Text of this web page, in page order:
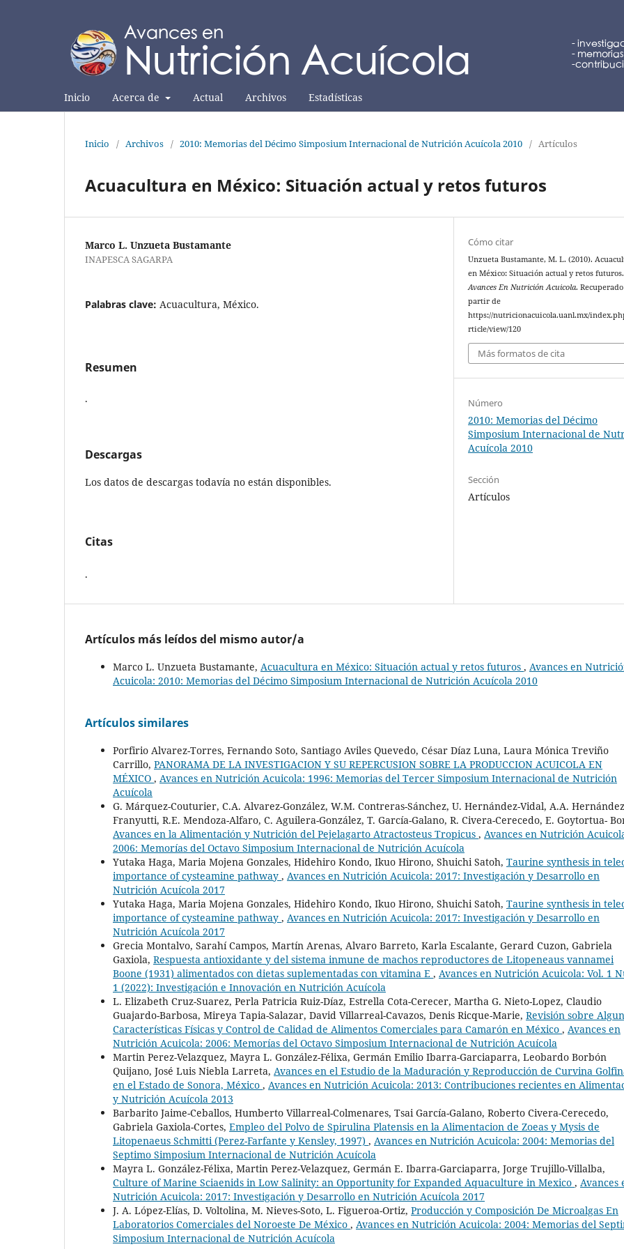
Inicio Acerca de Actual Archivos Estadísticas
Inicio / Archivos / 2010: Memorias del Décimo Simposium Internacional de Nutrición Acuícola 2010 / Artículos
Acuacultura en México: Situación actual y retos futuros
Marco L. Unzueta Bustamante
INAPESCA SAGARPA
Palabras clave: Acuacultura, México.
Resumen
.
Descargas
Los datos de descargas todavía no están disponibles.
Citas
.
Cómo citar
Unzueta Bustamante, M. L. (2010).
en México: Situación actual y retos futuros.
Avances En Nutrición Acuicola.
partir de
https://nutricionacuicola.uanl.mx/
rticle/view/120
Más formatos de cita
Número
2010: Memorias del Décimo
Simposium Internacional de
Acuícola 2010
Sección
Artículos
Artículos más leídos del mismo autor/a
Marco L. Unzueta Bustamante, Acuacultura en México: Situación actual y retos futuros , Avances en
Acuicola: 2010: Memorias del Décimo Simposium Internacional de Nutrición Acuícola 2010
Artículos similares
Porfirio Alvarez-Torres, Fernando Soto, Santiago Aviles Quevedo, César Díaz Luna, Laura Mónica Treviño
Carrillo, PANORAMA DE LA INVESTIGACION Y SU REPERCUSION SOBRE LA PRODUCCION ACUICOLA EN
MÉXICO , Avances en Nutrición Acuicola: 1996: Memorias del Tercer Simposium Internacional de Nutrición
Acuícola
G. Márquez-Couturier, C.A. Alvarez-González, W.M. Contreras-Sánchez, U. Hernández-Vidal, A.A.
Franyutti, R.E. Mendoza-Alfaro, C. Aguilera-González, T. García-Galano, R. Civera-Cerecedo, E. Goytortua-
Avances en la Alimentación y Nutrición del Pejelagarto Atractosteus Tropicus , Avances en Nutrición
2006: Memorías del Octavo Simposium Internacional de Nutrición Acuícola
Yutaka Haga, Maria Mojena Gonzales, Hidehiro Kondo, Ikuo Hirono, Shuichi Satoh, Taurine synthesis in
importance of cysteamine pathway , Avances en Nutrición Acuicola: 2017: Investigación y Desarrollo en
Nutrición Acuícola 2017
Yutaka Haga, Maria Mojena Gonzales, Hidehiro Kondo, Ikuo Hirono, Shuichi Satoh, Taurine synthesis in
importance of cysteamine pathway , Avances en Nutrición Acuicola: 2017: Investigación y Desarrollo en
Nutrición Acuícola 2017
Grecia Montalvo, Sarahí Campos, Martín Arenas, Alvaro Barreto, Karla Escalante, Gerard Cuzon, Gabriela
Gaxiola, Respuesta antioxidante y del sistema inmune de machos reproductores de Litopeneaus vannamei
Boone (1931) alimentados con dietas suplementadas con vitamina E , Avances en Nutrición Acuicola: Vol. 1
1 (2022): Investigación e Innovación en Nutrición Acuícola
L. Elizabeth Cruz-Suarez, Perla Patricia Ruiz-Díaz, Estrella Cota-Cerecer, Martha G. Nieto-Lopez, Claudio
Guajardo-Barbosa, Mireya Tapia-Salazar, David Villarreal-Cavazos, Denis Ricque-Marie, Revisión sobre
Características Físicas y Control de Calidad de Alimentos Comerciales para Camarón en México , Avances en
Nutrición Acuicola: 2006: Memorías del Octavo Simposium Internacional de Nutrición Acuícola
Martin Perez-Velazquez, Mayra L. González-Félixa, Germán Emilio Ibarra-Garciaparra, Leobardo Borbón
Quijano, José Luis Niebla Larreta, Avances en el Estudio de la Maduración y Reproducción de Curvina
en el Estado de Sonora, México , Avances en Nutrición Acuicola: 2013: Contribuciones recientes en
y Nutrición Acuícola 2013
Barbarito Jaime-Ceballos, Humberto Villarreal-Colmenares, Tsai García-Galano, Roberto Civera-Cerecedo,
Gabriela Gaxiola-Cortes, Empleo del Polvo de Spirulina Platensis en la Alimentacion de Zoeas y Mysis de
Litopenaeus Schmitti (Perez-Farfante y Kensley, 1997) , Avances en Nutrición Acuicola: 2004: Memorias del
Septimo Simposium Internacional de Nutrición Acuícola
Mayra L. González-Félixa, Martin Perez-Velazquez, Germán E. Ibarra-Garciaparra, Jorge Trujillo-Villalba,
Culture of Marine Sciaenids in Low Salinity: an Opportunity for Expanded Aquaculture in Mexico , Avances
Nutrición Acuicola: 2017: Investigación y Desarrollo en Nutrición Acuícola 2017
J. A. López-Elías, D. Voltolina, M. Nieves-Soto, L. Figueroa-Ortiz, Producción y Composición De Microalgas En
Laboratorios Comerciales del Noroeste De México , Avances en Nutrición Acuicola: 2004: Memorias del
Simposium Internacional de Nutrición Acuícola